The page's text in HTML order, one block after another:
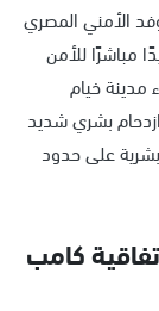
الأمني المصري
مباشرًا للأمن
خيام
بشري شديد
على حدود
كامب